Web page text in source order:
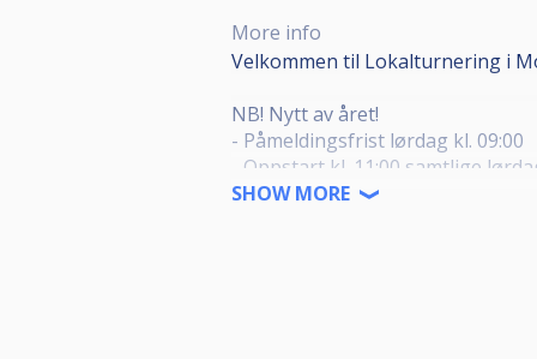
More info
Velkommen til Lokalturnering i
NB! Nytt av året!
- Påmeldingsfrist lørdag kl. 09:00
- Oppstart kl. 11:00 samtlige
SHOW MORE